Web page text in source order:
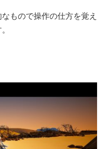
もので操作の仕方を覚え